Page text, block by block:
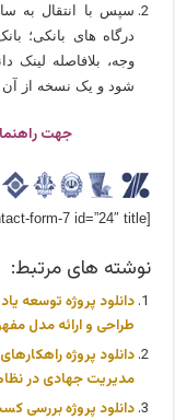
سپس با انتقال به
درگاه های بانکی؛
وجه، بلافاصله لینک
شود و یک نسخه از آن
جهت
[contact-form-7 id=”24″ title=”فرم تماس 1″]
نوشته های مرتبط:
دانلود پروژه توسعه
طراحی و ارائه مدل
دانلود پروژه
مدیریت جهادی در
دانلود پروژه بررسی